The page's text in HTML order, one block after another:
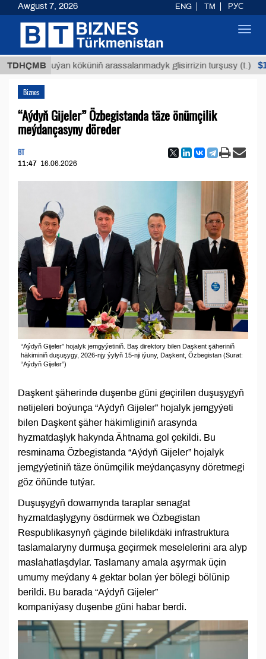
TDHÇMB
Buýan köküniň arassalanmadyk glisirrizin turşusy (t.) $12935,18
Biznes
“Aýdyň Gijeler” Özbegistanda täze önümçilik
meýdançasyny döreder
BT
11:47 16.06.2026
“Aýdyň Gijeler” hojalyk jemgyýetiniň. Baş direktory bilen Daşkent şäheriniň
häkiminiň duşuşygy, 2026-njy ýylyň 15-nji iýuny, Daşkent, Özbegistan (Surat:
“Aýdyň Gijeler”)
Daşkent şäherinde duşenbe güni geçirilen duşuşygyň
netijeleri boýunça “Aýdyň Gijeler” hojalyk jemgyýeti
bilen Daşkent şäher häkimliginiň arasynda
hyzmatdaşlyk hakynda Ähtnama gol çekildi. Bu
resminama Özbegistanda “Aýdyň Gijeler” hojalyk
jemgyýetiniň täze önümçilik meýdançasyny döretmegi
göz öňünde tutýar.
Duşuşygyň dowamynda taraplar senagat
hyzmatdaşlygyny ösdürmek we Özbegistan
Respublikasynyň çäginde bilelikdäki infrastruktura
taslamalaryny durmuşa geçirmek meselelerini ara alyp
maslahatlaşdylar. Taslamany amala aşyrmak üçin
umumy meýdany 4 gektar bolan ýer bölegi bölünip
berildi. Bu barada “Aýdyň Gijeler”
kompaniýasy duşenbe güni habar berdi.
Awgust 7, 2026 ENG TM РУС